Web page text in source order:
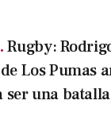
Rugby:
Los Pumas
ser una